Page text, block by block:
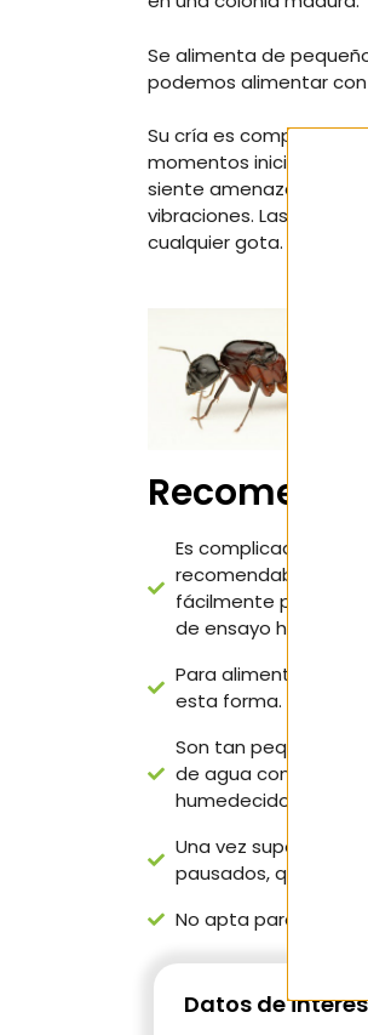
Se alimenta de
podemos alimentar
Su cría es complicada
momentos iniciales de
siente amenazada,
vibraciones. Las nurses
cualquier gota.
Es complicado
recomendables
fácilmente pegadas
de ensayo hasta
Para alimentarlas,
esta forma. De este
Son tan pequeñas y
de agua con azúcar
humedecido con
Una vez superada la
pausados, que no
No apta para
Datos de interés